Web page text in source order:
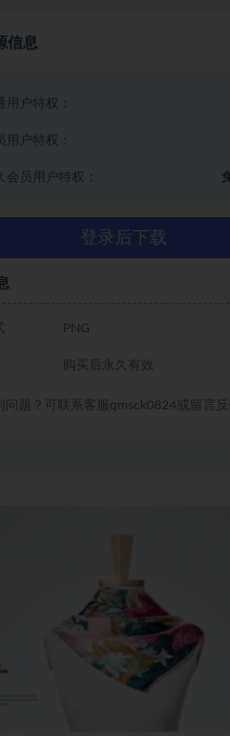
信息
用户特权：
用户特权：
会员用户特权：
登录后下载
PNG
购买后永久有效
问题？可联系客服qmsck0824或留言反